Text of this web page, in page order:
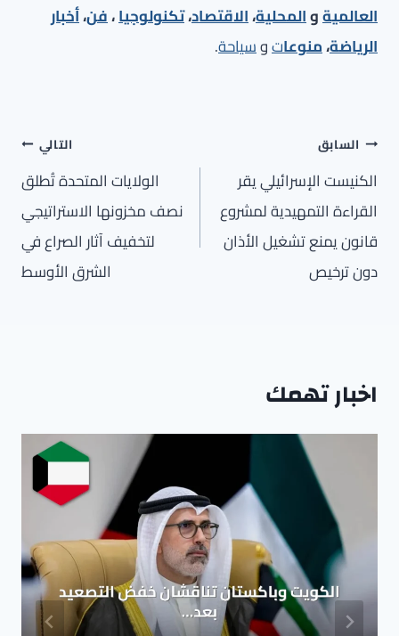
العالميةوالمحلية،الاقتصاد،تكنولوجيا،فن،أخبار
الرياضة،منوعاتوسياحة.
تصفّح
المقالات
السابق
الكنيست الإسرائيلي يقر
القراءة التمهيدية لمشروع
قانون يمنع تشغيل الأذان
دون ترخيص
التالي
الولايات المتحدة تُطلق
نصف مخزونها الاستراتيجي
لتخفيف آثار الصراع في
الشرق الأوسط
اخبار تهمك